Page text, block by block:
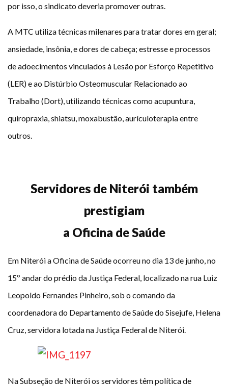
por isso, o sindicato deveria promover outras.
A MTC utiliza técnicas milenares para tratar dores em geral;
ansiedade, insônia, e dores de cabeça; estresse e processos
de adoecimentos vinculados à Lesão por Esforço Repetitivo
(LER) e ao Distúrbio Osteomuscular Relacionado ao
Trabalho (Dort), utilizando técnicas como acupuntura,
quiropraxia, shiatsu, moxabustão, aurículoterapia entre
outros.
Servidores de Niterói também
prestigiam
a Oficina de Saúde
Em Niterói a Oficina de Saúde ocorreu no dia 13 de junho, no
15º andar do prédio da Justiça Federal, localizado na rua Luiz
Leopoldo Fernandes Pinheiro, sob o comando da
coordenadora do Departamento de Saúde do Sisejufe, Helena
Cruz, servidora lotada na Justiça Federal de Niterói.
Na Subseção de Niterói os servidores têm política de